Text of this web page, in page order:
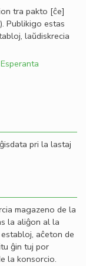
tra pakto [ĉe]
. Publikigo estas
laŭdiskrecia
Esperanta
pri la lastaj
magazeno de la
la aliĝon al la
aĉeton de
ĝin tuj por
la konsorcio.